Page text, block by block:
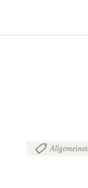
Allgemeines